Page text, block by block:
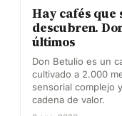
Hay cafés que
descubren.
últimos
Don Betulio es un
cultivado a 2.000
sensorial complejo
cadena de valor.